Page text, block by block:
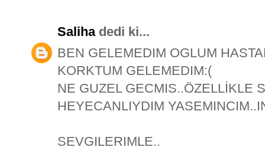
Salihadedi ki...
BEN GELEMEDIM OGLUM
KORKTUM GELEMEDIM:(
NE GUZEL GECMIS..ÖZELLİKLE
HEYECANLIYDIM
SEVGILERIMLE..